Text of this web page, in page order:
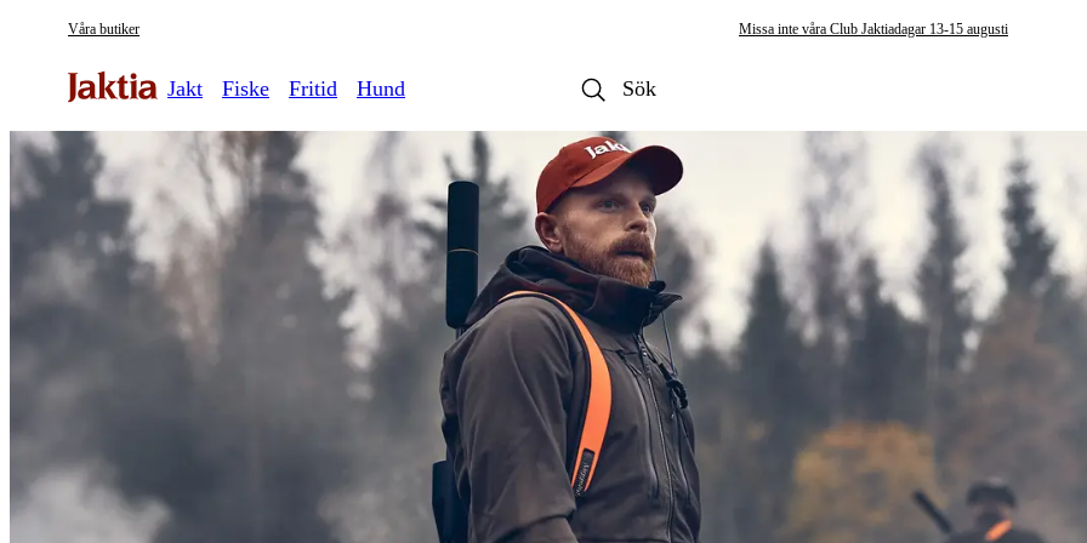
Våra butiker Missa inte våra Club Jaktiadagar 13-15 augusti
Jakt Fiske Fritid Hund